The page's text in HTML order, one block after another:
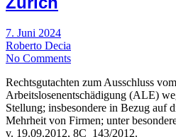
7. Juni 2024
Roberto Decia
No Comments
Rechtsgutachten zum Ausschluss
Arbeitslosenentschädigung (ALE)
Stellung; insbesondere in Bezug auf
Mehrheit von Firmen; unter
v. 19.09.2012, 8C_143/2012.